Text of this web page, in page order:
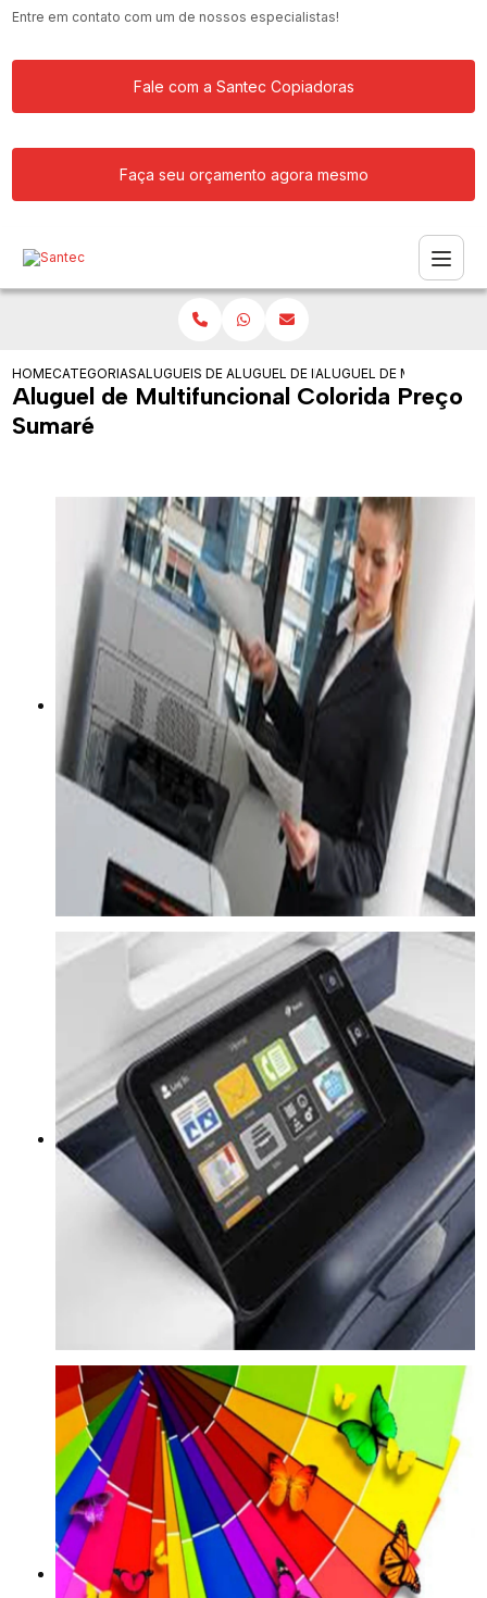
Entre em contato com um de nossos especialistas!
Fale com a Santec Copiadoras
Faça seu orçamento agora mesmo
HOMECATEGORIASALUGUEIS DE IMPRESSORAS
ALUGUEL DE IMPRESSORA
ALUGUEL DE
Aluguel de Multifuncional Colorida Preço
Sumaré